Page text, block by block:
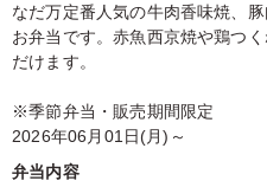
なだ万定番人気の牛肉香味焼、
お弁当です。赤魚西京焼や鶏つ
だけます。
※季節弁当・販売期間限定
2026年06月01日(月)～
弁当内容